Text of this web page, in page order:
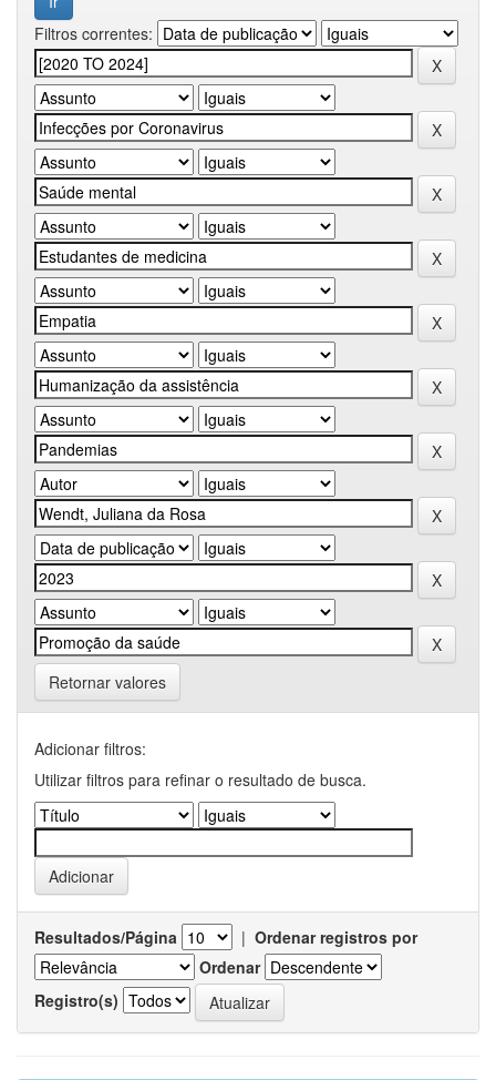
Filtros correntes:
Retornar valores
Adicionar filtros:
Utilizar filtros para refinar o resultado de busca.
Resultados/Página | Ordenar registros por
Ordenar
Registro(s)